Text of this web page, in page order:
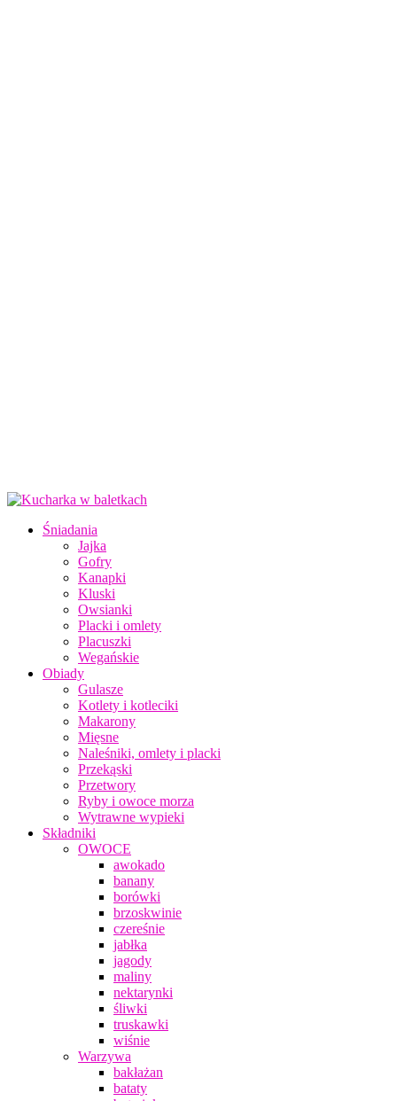
Śniadania
Jajka
Gofry
Kanapki
Kluski
Owsianki
Placki i omlety
Placuszki
Wegańskie
Obiady
Gulasze
Kotlety i kotleciki
Makarony
Mięsne
Naleśniki, omlety i placki
Przekąski
Przetwory
Ryby i owoce morza
Wytrawne wypieki
Składniki
OWOCE
awokado
banany
borówki
brzoskwinie
czereśnie
jabłka
jagody
maliny
nektarynki
śliwki
truskawki
wiśnie
Warzywa
bakłażan
bataty